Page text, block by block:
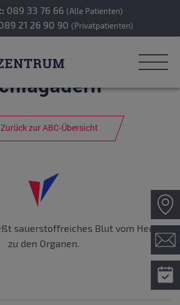
089 33 76 66 (Alle Patienten)
21 26 90 90 (Privatpatienten)
zur ABC-Übersicht
sauerstoffreiches Blut vom Herzen
zu den Organen.